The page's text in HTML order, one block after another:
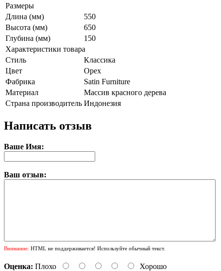
Размеры
Длина (мм)
550
Высота (мм)
650
Глубина (мм)
150
Характеристики товара
Стиль
Классика
Цвет
Орех
Фабрика
Satin Furniture
Материал
Массив красного дерева
Страна производитель Индонезия
Написать отзыв
Ваше Имя:
Ваш отзыв:
Внимание: HTML не поддерживается! Используйте обычный текст.
Оценка: Плохо Хорошо